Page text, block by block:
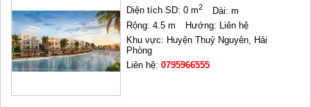
Diện tích SD: 0 m2
Dài: m
Rộng: 4.5 m
Hướng: Liên hệ
Khu vực: Huyện Thuỷ Nguyên, Hải
Phòng
Liên hệ:0795966555